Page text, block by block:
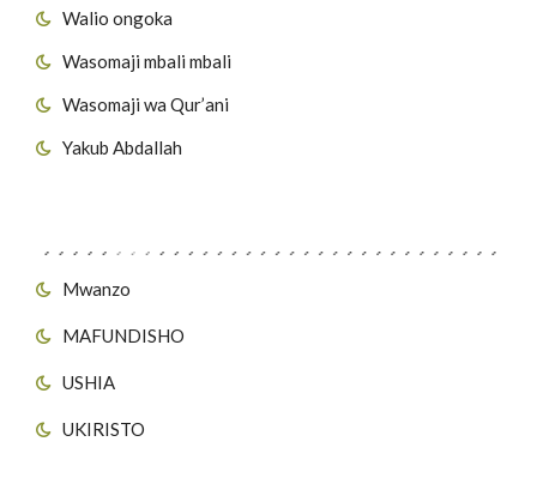
Walio ongoka
Wasomaji mbali mbali
Wasomaji wa Qur’ani
Yakub Abdallah
Mwanzo
MAFUNDISHO
USHIA
UKIRISTO